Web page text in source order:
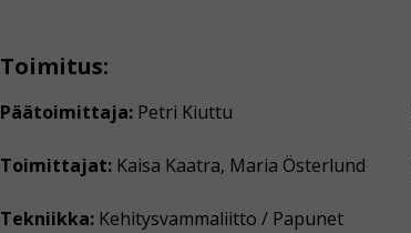
Toimitus:
Päätoimittaja: Petri Kiuttu
Toimittajat: Kaisa Kaatra, Maria Österlund
Tekniikka: Kehitysvammaliitto / Papunet